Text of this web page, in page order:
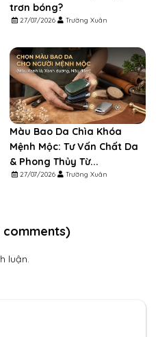
trơn bóng?
27/07/2026 Trường Xuân
Màu Bao Da Chìa Khóa
Mệnh Mộc: Tư Vấn Chất Da
& Phong Thủy Từ...
27/07/2026 Trường Xuân
comments)
luận.